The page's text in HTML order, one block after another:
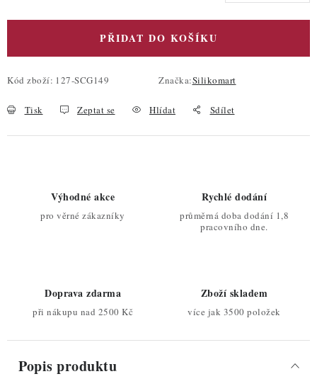
PŘIDAT DO KOŠÍKU
Kód zboží: 127-SCG149 Značka:Silikomart
Tisk Zeptat se Hlídat Sdílet
Výhodné akce
pro věrné zákazníky
Rychlé dodání
průměrná doba dodání 1,8
pracovního dne.
Doprava zdarma
při nákupu nad 2500 Kč
Zboží skladem
více jak 3500 položek
Popis produktu